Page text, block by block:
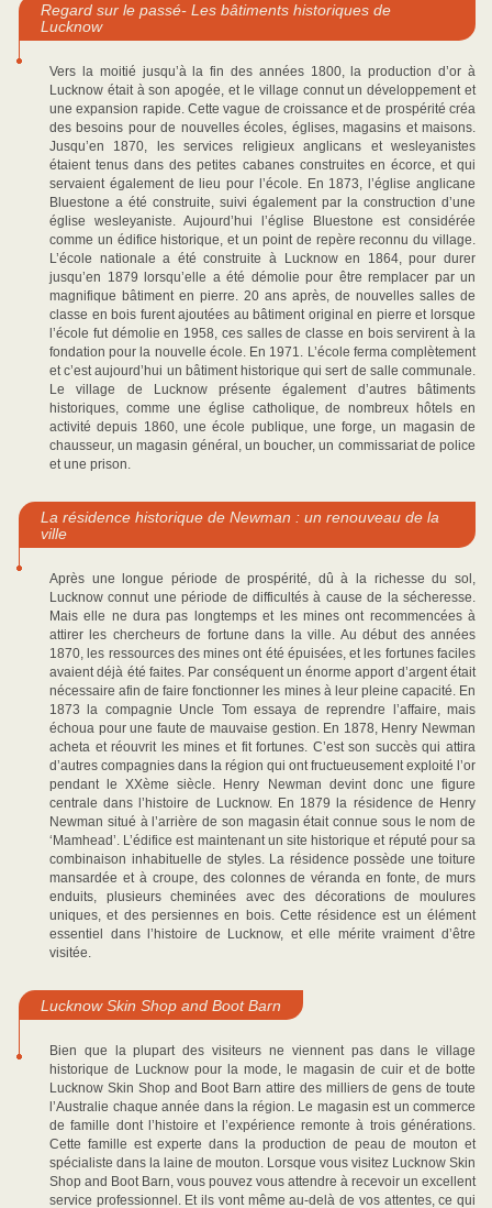
Regard sur le passé- Les bâtiments historiques de
Lucknow
Vers la moitié jusqu’à la fin des années 1800, la production d’or à
Lucknow était à son apogée, et le village connut un développement et
une expansion rapide. Cette vague de croissance et de prospérité créa
des besoins pour de nouvelles écoles, églises, magasins et maisons.
Jusqu’en 1870, les services religieux anglicans et wesleyanistes
étaient tenus dans des petites cabanes construites en écorce, et qui
servaient également de lieu pour l’école. En 1873, l’église anglicane
Bluestone a été construite, suivi également par la construction d’une
église wesleyaniste. Aujourd’hui l’église Bluestone est considérée
comme un édifice historique, et un point de repère reconnu du village.
L’école nationale a été construite à Lucknow en 1864, pour durer
jusqu’en 1879 lorsqu’elle a été démolie pour être remplacer par un
magnifique bâtiment en pierre. 20 ans après, de nouvelles salles de
classe en bois furent ajoutées au bâtiment original en pierre et lorsque
l’école fut démolie en 1958, ces salles de classe en bois servirent à la
fondation pour la nouvelle école. En 1971. L’école ferma complètement
et c’est aujourd’hui un bâtiment historique qui sert de salle communale.
Le village de Lucknow présente également d’autres bâtiments
historiques, comme une église catholique, de nombreux hôtels en
activité depuis 1860, une école publique, une forge, un magasin de
chausseur, un magasin général, un boucher, un commissariat de police
et une prison.
La résidence historique de Newman : un renouveau de la
ville
Après une longue période de prospérité, dû à la richesse du sol,
Lucknow connut une période de difficultés à cause de la sécheresse.
Mais elle ne dura pas longtemps et les mines ont recommencées à
attirer les chercheurs de fortune dans la ville. Au début des années
1870, les ressources des mines ont été épuisées, et les fortunes faciles
avaient déjà été faites. Par conséquent un énorme apport d’argent était
nécessaire afin de faire fonctionner les mines à leur pleine capacité. En
1873 la compagnie Uncle Tom essaya de reprendre l’affaire, mais
échoua pour une faute de mauvaise gestion. En 1878, Henry Newman
acheta et réouvrit les mines et fit fortunes. C’est son succès qui attira
d’autres compagnies dans la région qui ont fructueusement exploité l’or
pendant le XXème siècle. Henry Newman devint donc une figure
centrale dans l’histoire de Lucknow. En 1879 la résidence de Henry
Newman situé à l’arrière de son magasin était connue sous le nom de
‘Mamhead’. L’édifice est maintenant un site historique et réputé pour sa
combinaison inhabituelle de styles. La résidence possède une toiture
mansardée et à croupe, des colonnes de véranda en fonte, de murs
enduits, plusieurs cheminées avec des décorations de moulures
uniques, et des persiennes en bois. Cette résidence est un élément
essentiel dans l’histoire de Lucknow, et elle mérite vraiment d’être
visitée.
Lucknow Skin Shop and Boot Barn
Bien que la plupart des visiteurs ne viennent pas dans le village
historique de Lucknow pour la mode, le magasin de cuir et de botte
Lucknow Skin Shop and Boot Barn attire des milliers de gens de toute
l’Australie chaque année dans la région. Le magasin est un commerce
de famille dont l’histoire et l’expérience remonte à trois générations.
Cette famille est experte dans la production de peau de mouton et
spécialiste dans la laine de mouton. Lorsque vous visitez Lucknow Skin
Shop and Boot Barn, vous pouvez vous attendre à recevoir un excellent
service professionnel. Et ils vont même au-delà de vos attentes, ce qui